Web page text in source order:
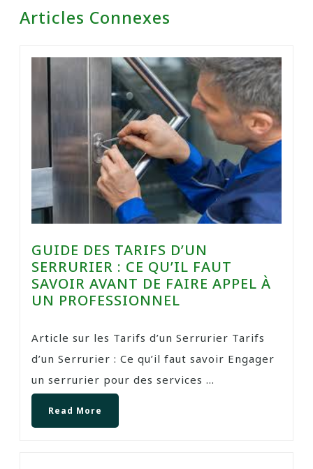
Articles Connexes
GUIDE DES TARIFS D’UN
SERRURIER : CE QU’IL FAUT
SAVOIR AVANT DE FAIRE APPEL À
UN PROFESSIONNEL
Article sur les Tarifs d’un Serrurier Tarifs
d’un Serrurier : Ce qu’il faut savoir Engager
un serrurier pour des services ...
Read More